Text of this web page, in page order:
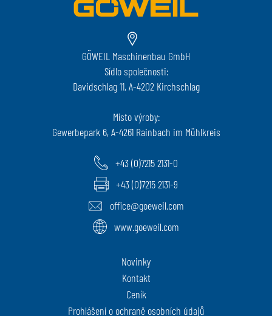
GÖWEIL Maschinenbau GmbH
Sídlo společnosti:
Davidschlag 11, A-4202 Kirchschlag
Místo výroby:
Gewerbepark 6, A-4261 Rainbach im Mühlkreis
+43 (0)7215 2131-0
+43 (0)7215 2131-9
office@goeweil.com
www.goeweil.com
Novinky
Kontakt
Ceník
Prohlášení o ochraně osobních údajů